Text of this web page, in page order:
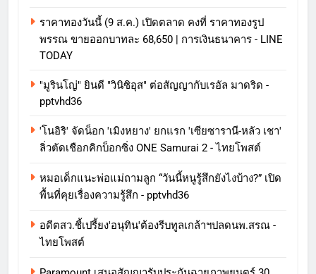
ราคาทองวันนี้ (9 ส.ค.) เปิดตลาด คงที่ ราคาทองรูป
พรรณ ขายออกบาทละ 68,650 | การเงินธนาคาร - LINE
TODAY
"มูรินโญ่" ยินดี "วินิซิอุส" ต่อสัญญากับเรอัล มาดริด -
pptvhd36
'โนอิริ' จัดน็อก 'เมิงหยาง' ยกแรก 'เซียซารานี-หลัว เชา'
ลิ่วตัดเชือกคิกบ็อกซิ่ง ONE Samurai 2 - ไทยโพสต์
หมอเด็กแนะพ่อแม่ถามลูก “วันนี้หนูรู้สึกยังไงบ้าง?” เปิด
พื้นที่คุยเรื่องความรู้สึก - pptvhd36
อดีตสว.ชี้เปรี้ยง'อนุทิน'ต้องรีบทูลเกล้าฯปลดนพ.สรณ -
ไทยโพสต์